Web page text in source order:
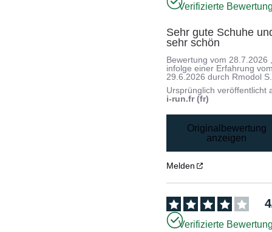
Verifizierte
Sehr gute Schuhe
sehr schön
Bewertung vom28.7.2026
infolge einer Erfahrung
29.6.2026 durch Rmodol S.
Ursprünglich veröffentlicht
i-run.fr (fr)
Originalbewertung
anzeigen
Melden
4
Verifizierte